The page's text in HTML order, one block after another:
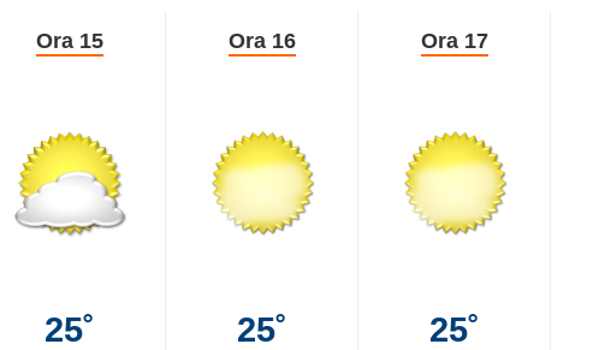
Ora 15
25˚
Ora 16
25˚
Ora 17
25˚